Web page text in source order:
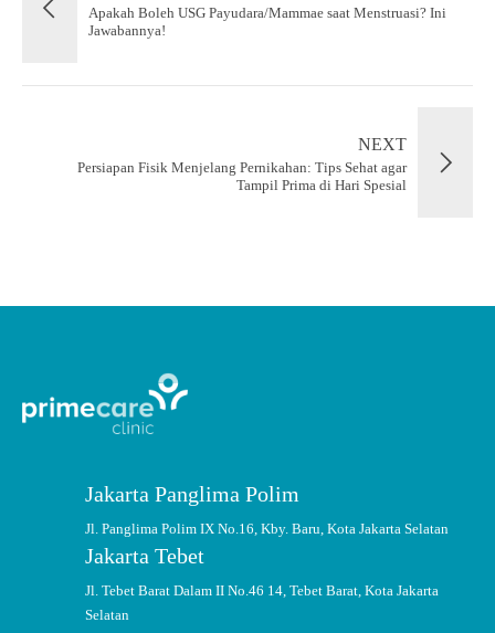
Apakah Boleh USG Payudara/Mammae saat Menstruasi? Ini
Jawabannya!
NEXT
Persiapan Fisik Menjelang Pernikahan: Tips Sehat agar
Tampil Prima di Hari Spesial
Jakarta Panglima Polim
Jl. Panglima Polim IX No.16, Kby. Baru, Kota Jakarta Selatan
Jakarta Tebet
Jl. Tebet Barat Dalam II No.46 14, Tebet Barat, Kota Jakarta
Selatan